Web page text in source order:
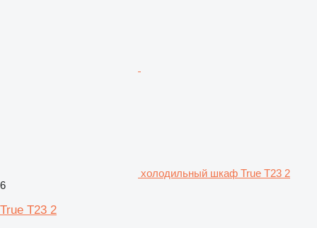
холодильный шкаф True T23 2
6
True T23 2